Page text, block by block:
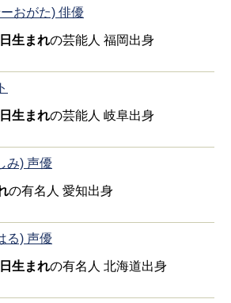
おがた) 俳優
生まれの芸能人 福岡出身
生まれの芸能人 岐阜出身
み) 声優
の有名人 愛知出身
る) 声優
生まれの有名人 北海道出身